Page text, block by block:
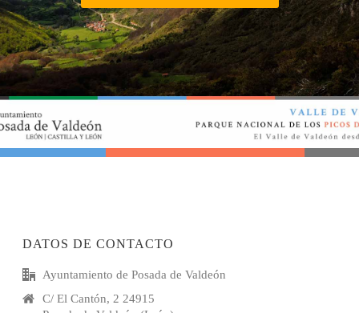
DATOS DE CONTACTO
Ayuntamiento de Posada de Valdeón
C/ El Cantón, 2 24915